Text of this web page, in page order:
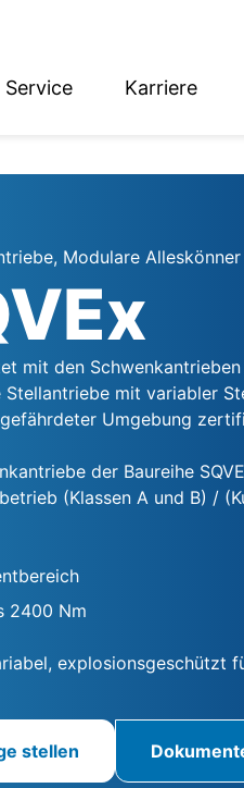
Service Karriere
Modulare Alleskönner
mit den
Stellantriebe mit variabler
Umgebung
der Baureihe
(Klassen A und B) /
2400 Nm
explosionsgeschützt
stellen